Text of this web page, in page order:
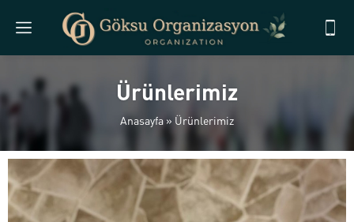
Ürünlerimiz
Anasayfa» Ürünlerimiz